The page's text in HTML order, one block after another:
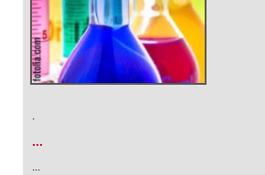
.
...
...